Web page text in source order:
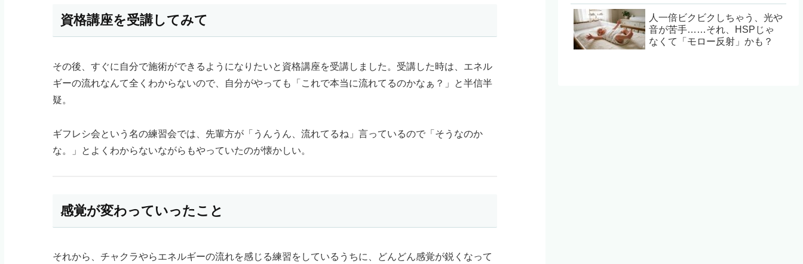
資格講座を受講してみて
その後、すぐに自分で施術ができるようになりたいと資格講座を受講しました。受講した時は、エネル
ギーの流れなんて全くわからないので、自分がやっても「これで本当に流れてるのかなぁ？」と半信半
疑。
ギフレシ会という名の練習会では、先輩方が「うんうん、流れてるね」言っているので「そうなのか
な。」とよくわからないながらもやっていたのが懐かしい。
感覚が変わっていったこと
それから、チャクラやらエネルギーの流れを感じる練習をしているうちに、どんどん感覚が鋭くなって
ク講座
人一倍ビクビクしちゃう、光や
音が苦手……それ、HSPじゃ
なくて「モロー反射」かも？